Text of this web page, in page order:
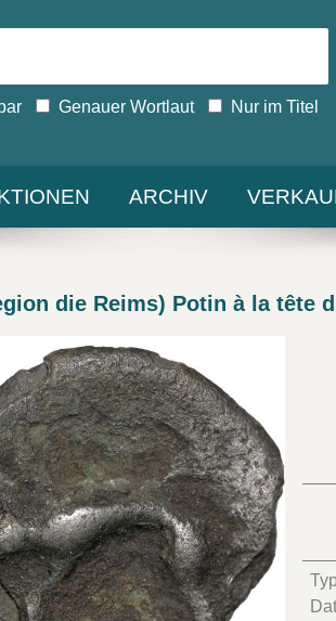
Genauer Wortlaut Nur im Titel
ARCHIV
die Reims) Potin à la tête